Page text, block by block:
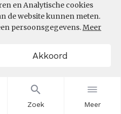
Zoek Meer
en Analytische cookies
de website kunnen meten.
persoonsgegevens.Meer
Akkoord
Bron:
Filters